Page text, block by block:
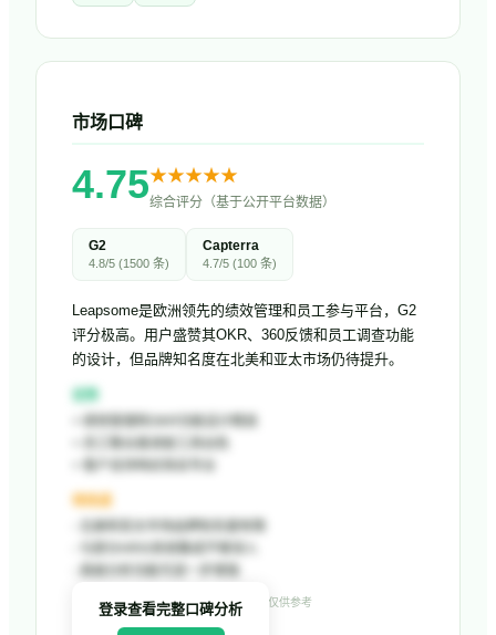
市场口碑
4.75★★★★★
综合评分（基于公开平台数据）
G2
4.8/5 (1500 条)
Capterra
4.7/5 (100 条)
Leapsome是欧洲领先的绩效管理和员工参与平台，G2
评分极高。用户盛赞其OKR、360反馈和员工调查功能
的设计，但品牌知名度在北美和亚太市场仍待提升。
优势
待改进
北美和亚太市场品牌知名度有限
登录查看完整口碑分析
数据来源：G2、Capterra 等公开平台，仅供参考